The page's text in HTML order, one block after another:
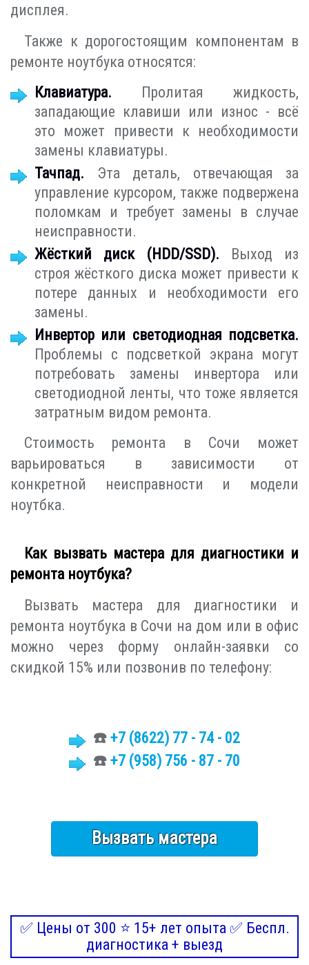
дисплея.
Также к дорогостоящим компонентам в
ремонте ноутбука относятся:
Клавиатура. Пролитая жидкость,
западающие клавиши или износ - всё
это может привести к необходимости
замены клавиатуры.
Тачпад. Эта деталь, отвечающая за
управление курсором, также подвержена
поломкам и требует замены в случае
неисправности.
Жёсткий диск (HDD/SSD). Выход из
строя жёсткого диска может привести к
потере данных и необходимости его
замены.
Инвертор или светодиодная подсветка.
Проблемы с подсветкой экрана могут
потребовать замены инвертора или
светодиодной ленты, что тоже является
затратным видом ремонта.
Стоимость ремонта в Сочи может
варьироваться в зависимости от
конкретной неисправности и модели
ноутбка.
Как вызвать мастера для диагностики и
ремонта ноутбука?
Вызвать мастера для диагностики и
ремонта ноутбука в Сочи на дом или в офис
можно через форму онлайн-заявки со
скидкой 15% или позвонив по телефону:
☎️ +7 (8622) 77 - 74 - 02
☎️ +7 (958) 756 - 87 - 70
Вызвать мастера
✅ Цены от 300 ⭐ 15+ лет опыта ✅ Беспл.
диагностика + выезд